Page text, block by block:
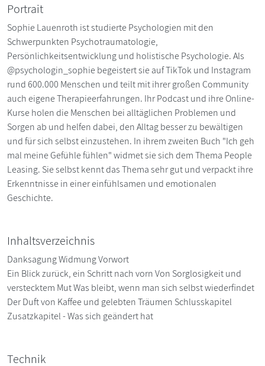
Portrait
Sophie Lauenroth ist studierte Psychologien mit den
Schwerpunkten Psychotraumatologie,
Persönlichkeitsentwicklung und holistische Psychologie. Als
@psychologin_sophie begeistert sie auf TikTok und Instagram
rund 600.000 Menschen und teilt mit ihrer großen Community
auch eigene Therapieerfahrungen. Ihr Podcast und ihre Online-
Kurse holen die Menschen bei alltäglichen Problemen und
Sorgen ab und helfen dabei, den Alltag besser zu bewältigen
und für sich selbst einzustehen. In ihrem zweiten Buch "Ich geh
mal meine Gefühle fühlen" widmet sie sich dem Thema People
Leasing. Sie selbst kennt das Thema sehr gut und verpackt ihre
Erkenntnisse in einer einfühlsamen und emotionalen
Geschichte.
Inhaltsverzeichnis
Danksagung Widmung Vorwort
Ein Blick zurück, ein Schritt nach vorn Von Sorglosigkeit und
verstecktem Mut Was bleibt, wenn man sich selbst wiederfindet
Der Duft von Kaffee und gelebten Träumen Schlusskapitel
Zusatzkapitel - Was sich geändert hat
Technik